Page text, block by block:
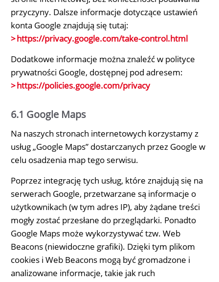
przyczyny. Dalsze informacje dotyczące ustawień
konta Google znajdują się tutaj:
https://privacy.google.com/take-control.html
Dodatkowe informacje można znaleźć w polityce
prywatności Google, dostępnej pod adresem:
https://policies.google.com/privacy
6.1 Google Maps
Na naszych stronach internetowych korzystamy z
usług „Google Maps” dostarczanych przez Google w
celu osadzenia map tego serwisu.
Poprzez integrację tych usług, które znajdują się na
serwerach Google, przetwarzane są informacje o
użytkownikach (w tym adres IP), aby żądane treści
mogły zostać przesłane do przeglądarki. Ponadto
Google Maps może wykorzystywać tzw. Web
Beacons (niewidoczne grafiki). Dzięki tym plikom
cookies i Web Beacons mogą być gromadzone i
analizowane informacje, takie jak ruch